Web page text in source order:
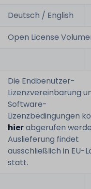
Deutsch / English
Open License
Die Endbenutzer-
Lizenzvereinbarung
Software-
Lizenzbedingungen
hierabgerufen
Auslieferung findet
ausschließlich in EU-
statt.